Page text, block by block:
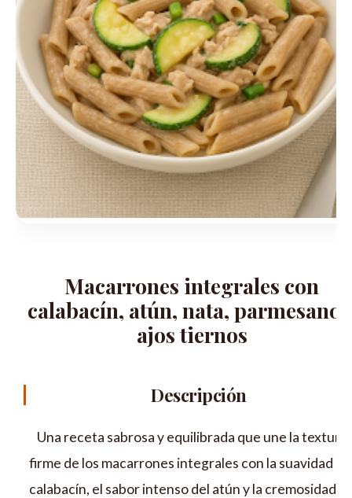
Macarrones integrales con
calabacín, atún, nata, parmesano
ajos tiernos
Descripción
Una receta sabrosa y equilibrada que une la textura
firme de los macarrones integrales con la suavidad
calabacín, el sabor intenso del atún y la cremosidad